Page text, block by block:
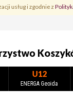
usług i zgodnie z
U12
ENERGA Geoida